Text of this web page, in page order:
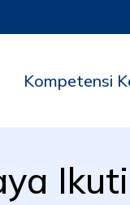
Kompetensi